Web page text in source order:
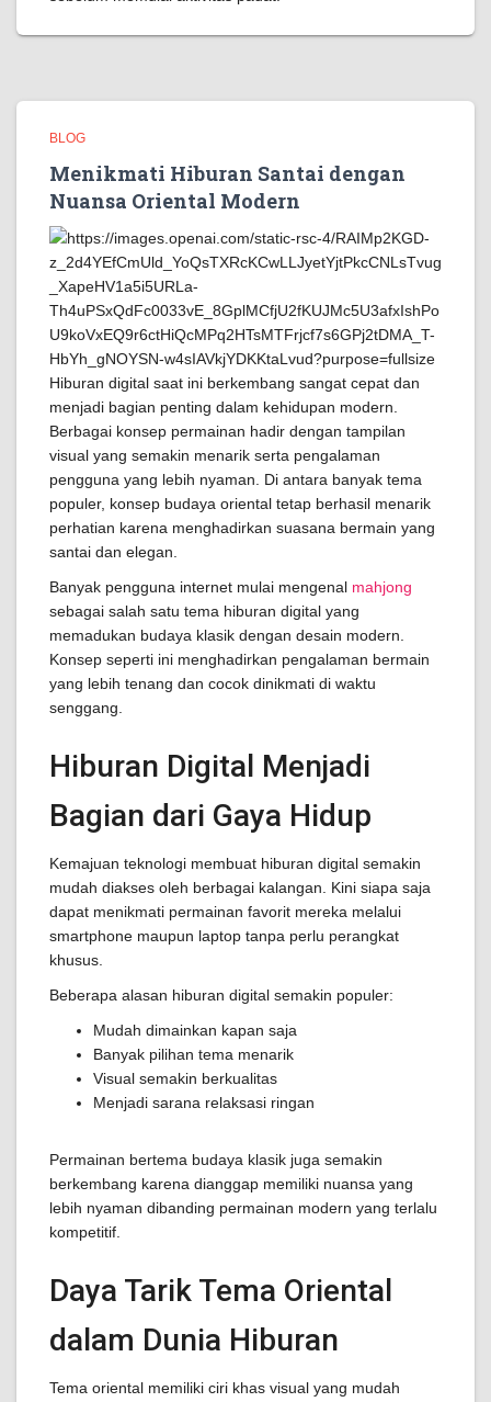
BLOG
Menikmati Hiburan Santai dengan
Nuansa Oriental Modern
Hiburan digital saat ini berkembang sangat cepat dan
menjadi bagian penting dalam kehidupan modern.
Berbagai konsep permainan hadir dengan tampilan
visual yang semakin menarik serta pengalaman
pengguna yang lebih nyaman. Di antara banyak tema
populer, konsep budaya oriental tetap berhasil menarik
perhatian karena menghadirkan suasana bermain yang
santai dan elegan.
Banyak pengguna internet mulai mengenal mahjong
sebagai salah satu tema hiburan digital yang
memadukan budaya klasik dengan desain modern.
Konsep seperti ini menghadirkan pengalaman bermain
yang lebih tenang dan cocok dinikmati di waktu
senggang.
Hiburan Digital Menjadi
Bagian dari Gaya Hidup
Kemajuan teknologi membuat hiburan digital semakin
mudah diakses oleh berbagai kalangan. Kini siapa saja
dapat menikmati permainan favorit mereka melalui
smartphone maupun laptop tanpa perlu perangkat
khusus.
Beberapa alasan hiburan digital semakin populer:
Mudah dimainkan kapan saja
Banyak pilihan tema menarik
Visual semakin berkualitas
Menjadi sarana relaksasi ringan
Permainan bertema budaya klasik juga semakin
berkembang karena dianggap memiliki nuansa yang
lebih nyaman dibanding permainan modern yang terlalu
kompetitif.
Daya Tarik Tema Oriental
dalam Dunia Hiburan
Tema oriental memiliki ciri khas visual yang mudah